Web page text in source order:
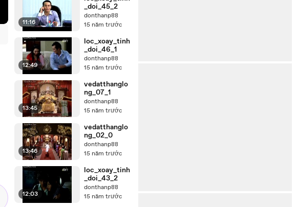
11:16
_doi_45_2
donthanp88
15 năm trước
12:49
loc_xoay_tinh
_doi_46_1
donthanp88
15 năm trước
13:45
vedatthanglo
ng_07_1
donthanp88
15 năm trước
13:46
vedatthanglo
ng_02_0
donthanp88
15 năm trước
12:03
loc_xoay_tinh
_doi_43_2
donthanp88
15 năm trước